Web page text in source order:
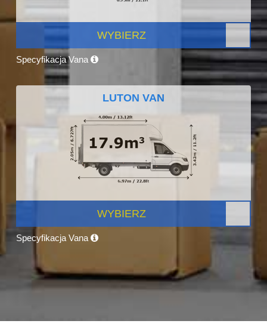
WYBIERZ
Specyfikacja Vana
LUTON VAN
WYBIERZ
Specyfikacja Vana